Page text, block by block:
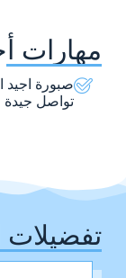
مهارات
صبورة اجيد
تواصل
تفضيلات